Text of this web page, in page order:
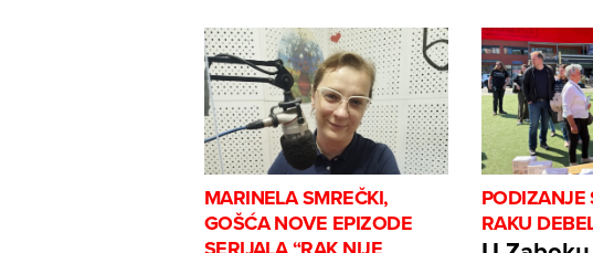
MARINELA SMREČKI,
GOŠĆA NOVE EPIZODE
PODIZANJE
RAKU